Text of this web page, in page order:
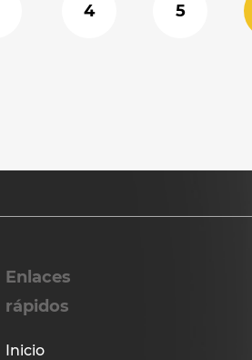
4 5
Enlaces
rápidos
Inicio